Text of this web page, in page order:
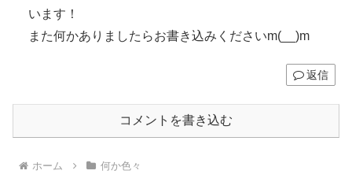
います！
また何かありましたらお書き込みくださいm(__)m
返信
コメントを書き込む
ホーム 何か色々